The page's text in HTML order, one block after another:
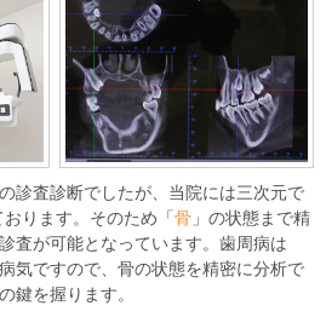
診査診断でしたが、当院には三次元で
ります。そのため「 骨 」の状態まで精
査が可能となっています。歯周病は
気ですので、骨の状態を精密に分析で
鍵を握ります。